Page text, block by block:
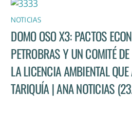
NOTICIAS
DOMO OSO X3: PACTOS
PETROBRAS Y UN COMITÉ
LA LICENCIA AMBIENTAL QUE
TARIQUÍA | ANA NOTICIAS